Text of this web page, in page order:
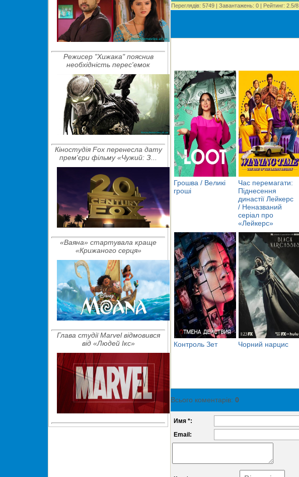
Режисер "Хижака" пояснив
необхідність перес'емок
Кіностудія Fox перенесла дату
прем'єри фільму «Чужий: З...
«Ваяна» стартувала краще
«Крижаного серця»
Глава студії Marvel відмовився
від «Людей Ікс»
Переглядів: 5749 | Завантажень: 0 | Рейтинг: 2.5/8
Грошва / Великі
гроші
Час перемагати:
Піднесення
династії Лейкерс
/ Неназваний
серіал про
«Лейкерс»
Контроль Зет Чорний нарцис
Всього коментарів: 0
Имя *:
Email: